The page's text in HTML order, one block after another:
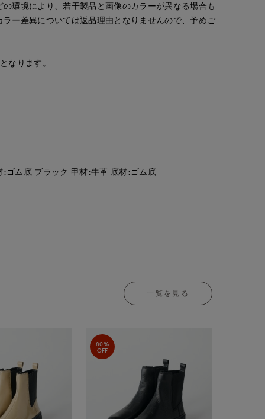
環境により、若干製品と画像のカラーが異なる場合も
ー差異については返品理由となりませんので、予めご
なります。
:ゴム底 ブラック 甲材:牛革 底材:ゴム底
一覧を見る
80%
OFF